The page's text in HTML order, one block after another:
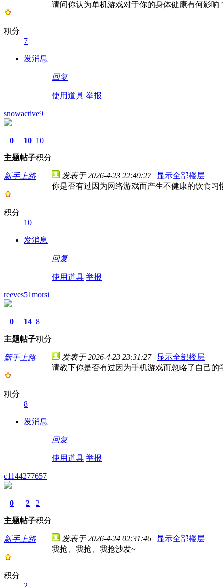
积分
7
发消息
请问你认为单机游戏对于你的身体健康有何影响
回复
使用道具 举报
snowactive9
0
主题
10
帖子
10
积分
新手上路
积分
10
发消息
发表于 2026-4-23 22:49:27 | 显示全部楼层
你是否有过因为网络游戏而产生不健康的饮食习
回复
使用道具 举报
reeves51morsi
0
主题
14
帖子
8
积分
新手上路
积分
8
发消息
发表于 2026-4-23 23:31:27 | 显示全部楼层
请教下你是否有过因为手机游戏而忽略了自己的
回复
使用道具 举报
c1144277657
0
主题
2
帖子
2
积分
新手上路
积分
2
发表于 2026-4-24 02:31:46 | 显示全部楼层
我抢、我抢、我抢沙发~